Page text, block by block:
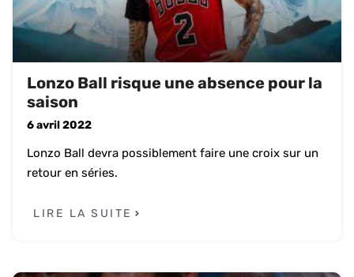
Lonzo Ball risque une absence pour la
saison
6 avril 2022
Lonzo Ball devra possiblement faire une croix sur un
retour en séries.
LIRE LA SUITE